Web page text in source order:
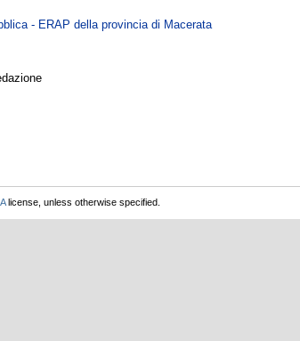
- ERAP della provincia di Macerata
license, unless otherwise specified.